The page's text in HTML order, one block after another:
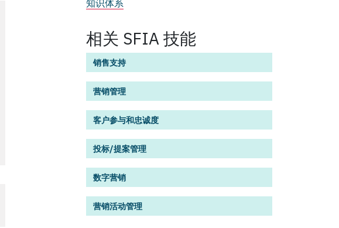
知识体系
相关 SFIA 技能
销售支持
营销管理
客户参与和忠诚度
投标/提案管理
数字营销
营销活动管理